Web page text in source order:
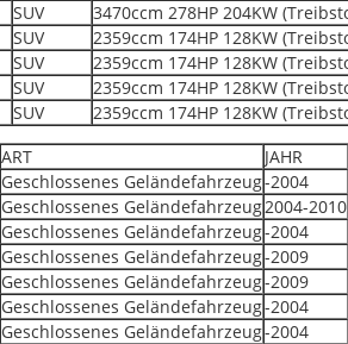
SUV
3470ccm 278HP 204KW
SUV
2359ccm 174HP 128KW
SUV
2359ccm 174HP 128KW
SUV
2359ccm 174HP 128KW
SUV
2359ccm 174HP 128KW
ART
JAHR
Geschlossenes Geländefahrzeug-2004
Geschlossenes Geländefahrzeug2004-2010
Geschlossenes Geländefahrzeug-2004
Geschlossenes Geländefahrzeug-2009
Geschlossenes Geländefahrzeug-2009
Geschlossenes Geländefahrzeug-2004
Geschlossenes Geländefahrzeug-2004